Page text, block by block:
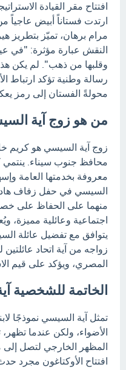
افتتاح مقر القيادة
ارتدت فستاناً أبيض عاجياً
مرام برهان، تميّز بتطريز
النقش عبارة مؤثرة: "في
وقلبها من ذهب". لم يكن
رسالة وطنية تؤكد ارتباط
محولةً الفستان إلى رمز
من هو زوج آية
زوج آية السيسي هو كريم
محافظ جنوب سيناء. ينتمي
معروفة بخدمتها العامة
السيسي في حفل زفاف
منهما على الحفاظ على
اجتماعية وعائلية مميزة،
يتوافق مع تفضيل عائلة
زواجه من آية اتحاد
المصري، ويؤكد على قيم
الخاتمة للشخصية
تمثل آية السيسي نموذجًا
الأضواء، ولكن عندما
المظهر الخارجي لتصل
افتتاح الأوكتاغون مجرد